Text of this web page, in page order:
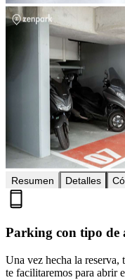
Resumen Detalles
Parking con tipo de
Una vez hecha la reserva,
te facilitaremos para abrir